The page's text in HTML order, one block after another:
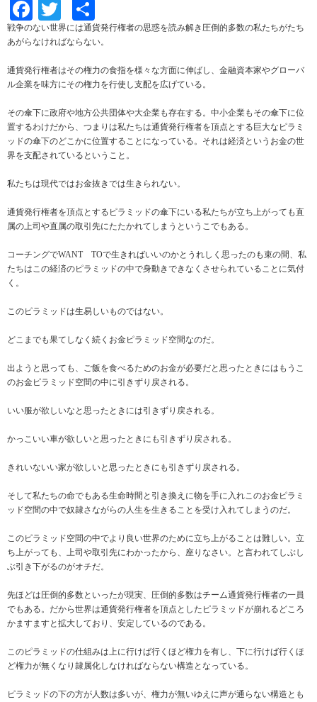
Facebook
Twitter
有
戦争のない世界には通貨発行権者の思惑を読み解き圧倒的多数の私たちがたち
あがらなければならない。
通貨発行権者はその権力の食指を様々な方面に伸ばし、金融資本家やグローバ
ル企業を味方にその権力を行使し支配を広げている。
その傘下に政府や地方公共団体や大企業も存在する。中小企業もその傘下に位
置するわけだから、つまりは私たちは通貨発行権者を頂点とする巨大なピラミ
ッドの傘下のどこかに位置することになっている。それは経済というお金の世
界を支配されているということ。
私たちは現代ではお金抜きでは生きられない。
通貨発行権者を頂点とするピラミッドの傘下にいる私たちが立ち上がっても直
属の上司や直属の取引先にたたかれてしまうというこでもある。
コーチングでWANT TOで生きればいいのかとうれしく思ったのも束の間、私
たちはこの経済のピラミッドの中で身動きできなくさせられていることに気付
く。
このピラミッドは生易しいものではない。
どこまでも果てしなく続くお金ピラミッド空間なのだ。
出ようと思っても、ご飯を食べるためのお金が必要だと思ったときにはもうこ
のお金ピラミッド空間の中に引きずり戻される。
いい服が欲しいなと思ったときには引きずり戻される。
かっこいい車が欲しいと思ったときにも引きずり戻される。
きれいないい家が欲しいと思ったときにも引きずり戻される。
そして私たちの命でもある生命時間と引き換えに物を手に入れこのお金ピラミ
ッド空間の中で奴隷さながらの人生を生きることを受け入れてしまうのだ。
このピラミッド空間の中でより良い世界のために立ち上がることは難しい。立
ち上がっても、上司や取引先にわかったから、座りなさい。と言われてしぶし
ぶ引き下がるのがオチだ。
先ほどは圧倒的多数といったが現実、圧倒的多数はチーム通貨発行権者の一員
でもある。だから世界は通貨発行権者を頂点としたピラミッドが崩れるどころ
かますますと拡大しており、安定しているのである。
このピラミッドの仕組みは上に行けば行くほど権力を有し、下に行けば行くほ
ど権力が無くなり隷属化しなければならない構造となっている。
ピラミッドの下の方が人数は多いが、権力が無いゆえに声が通らない構造とも